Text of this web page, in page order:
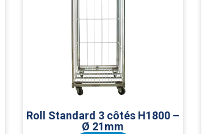
Roll Standard 3 côtés H1800 –
Ø 21mm